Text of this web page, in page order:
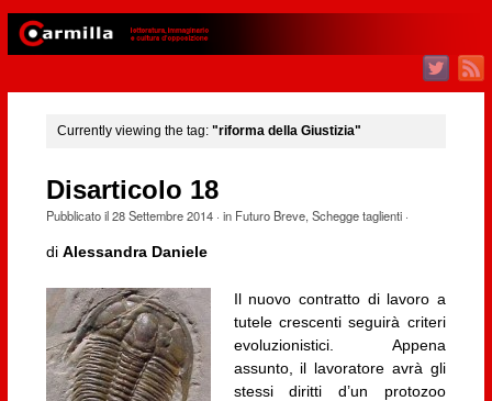
Currently viewing the tag: "riforma della Giustizia"
Disarticolo 18
Pubblicato il28 Settembre 2014· in Futuro Breve, Schegge taglienti·
di Alessandra Daniele
Il nuovo contratto di lavoro a
tutele crescenti seguirà criteri
evoluzionistici. Appena
assunto, il lavoratore avrà gli
stessi diritti d’un protozoo